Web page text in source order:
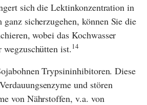
sich die Lektinkonzentration in
ganz sicherzugehen, können Sie die
wobei das Kochwasser
ist.14
Trypsininhibitoren. Diese
und stören
von Nährstoffen, v.a. von